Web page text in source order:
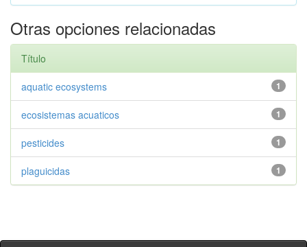
Otras opciones relacionadas
Título
1
aquatic ecosystems
1
ecosistemas acuaticos
1
pesticides
1
plaguicidas